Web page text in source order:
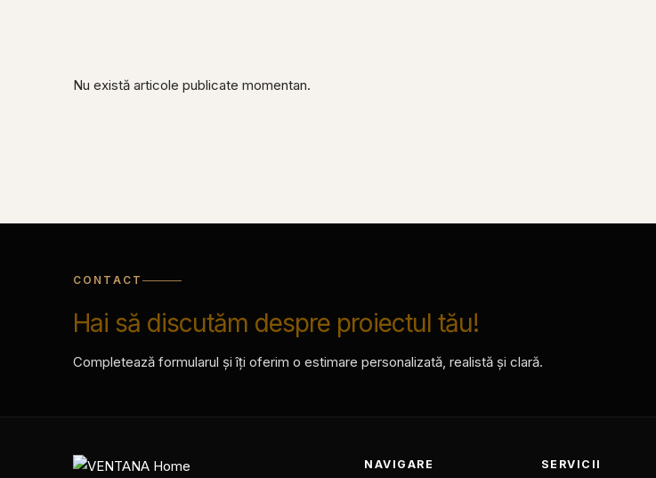
Nu există articole publicate momentan.
CONTACT
Hai să discutăm despre proiectul tău!
Completează formularul și îți oferim o estimare personalizată, realistă și clară.
NAVIGARE SERVICII